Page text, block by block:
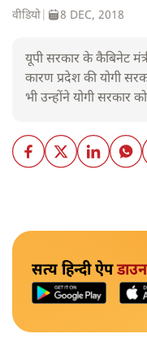
वीडियो 8 DEC, 2018
यूपी सरकार के कैबिनेट
कारण प्रदेश की योगी
भी उन्होंने योगी सरकार
सत्य हिन्दी ऐप